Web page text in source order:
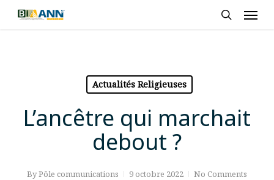
Skip
Actualités Religieuses
L’ancêtre qui marchait
debout ?
ByPôle communications 9 octobre 2022 No Comments